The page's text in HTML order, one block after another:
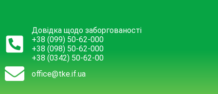
Довідка щодо заборгованості
+38 (099) 50-62-000
+38 (098) 50-62-000
+38 (0342) 50-62-00
office@tke.if.ua